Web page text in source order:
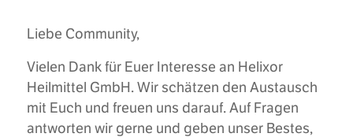
Liebe Community,
Vielen Dank für Euer Interesse an Helixor
Heilmittel GmbH. Wir schätzen den Austausch
mit Euch und freuen uns darauf. Auf Fragen
antworten wir gerne und geben unser Bestes,